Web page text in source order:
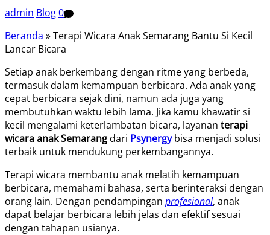
admin Blog0
Beranda »Terapi Wicara Anak Semarang Bantu Si Kecil
Lancar Bicara
Setiap anak berkembang dengan ritme yang berbeda,
termasuk dalam kemampuan berbicara. Ada anak yang
cepat berbicara sejak dini, namun ada juga yang
membutuhkan waktu lebih lama. Jika kamu khawatir si
kecil mengalami keterlambatan bicara, layanan terapi
wicara anak Semarangdari Psynergybisa menjadi solusi
terbaik untuk mendukung perkembangannya.
Terapi wicara membantu anak melatih kemampuan
berbicara, memahami bahasa, serta berinteraksi dengan
orang lain. Dengan pendampingan profesional, anak
dapat belajar berbicara lebih jelas dan efektif sesuai
dengan tahapan usianya.